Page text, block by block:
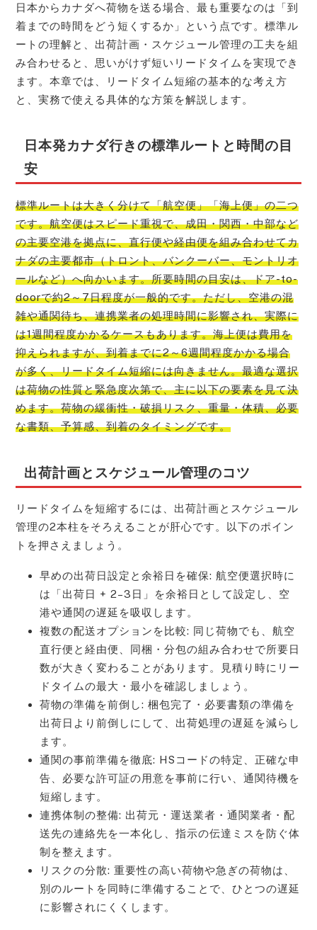
日本からカナダへ荷物を送る場合、最も重要なのは「到
着までの時間をどう短くするか」という点です。標準ル
ートの理解と、出荷計画・スケジュール管理の工夫を組
み合わせると、思いがけず短いリードタイムを実現でき
ます。本章では、リードタイム短縮の基本的な考え方
と、実務で使える具体的な方策を解説します。
日本発カナダ行きの標準ルートと時間の目
安
標準ルートは大きく分けて「航空便」「海上便」の二つ
です。航空便はスピード重視で、成田・関西・中部など
の主要空港を拠点に、直行便や経由便を組み合わせてカ
ナダの主要都市（トロント、バンクーバー、モントリオ
ールなど）へ向かいます。所要時間の目安は、ドア-to-
doorで約2～7日程度が一般的です。ただし、空港の混
雑や通関待ち、連携業者の処理時間に影響され、実際に
は1週間程度かかるケースもあります。海上便は費用を
抑えられますが、到着までに2～6週間程度かかる場合
が多く、リードタイム短縮には向きません。最適な選択
は荷物の性質と緊急度次第で、主に以下の要素を見て決
めます。荷物の緩衝性・破損リスク、重量・体積、必要
な書類、予算感、到着のタイミングです。
出荷計画とスケジュール管理のコツ
リードタイムを短縮するには、出荷計画とスケジュール
管理の2本柱をそろえることが肝心です。以下のポイン
トを押さえましょう。
早めの出荷日設定と余裕日を確保: 航空便選択時に
は「出荷日 + 2–3日」を余裕日として設定し、空
港や通関の遅延を吸収します。
複数の配送オプションを比較: 同じ荷物でも、航空
直行便と経由便、同梱・分包の組み合わせで所要日
数が大きく変わることがあります。見積り時にリー
ドタイムの最大・最小を確認しましょう。
荷物の準備を前倒し: 梱包完了・必要書類の準備を
出荷日より前倒しにして、出荷処理の遅延を減らし
ます。
通関の事前準備を徹底: HSコードの特定、正確な申
告、必要な許可証の用意を事前に行い、通関待機を
短縮します。
連携体制の整備: 出荷元・運送業者・通関業者・配
送先の連絡先を一本化し、指示の伝達ミスを防ぐ体
制を整えます。
リスクの分散: 重要性の高い荷物や急ぎの荷物は、
別のルートを同時に準備することで、ひとつの遅延
に影響されにくくします。